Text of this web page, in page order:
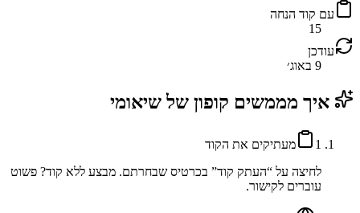
עם קוד הנחה
15
עודכן
9 באוג׳
איך מממשים קופון שלשיאומי
1
מעתיקים את הקוד
לחיצה על “העתק קוד” בכרטיס שבחרתם. מבצע ללא קוד? פשוט
עוברים לקישור.